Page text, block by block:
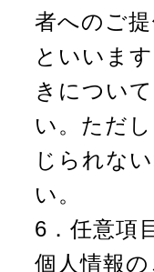
者へのご
といいま
きについ
い。ただ
じられな
い。
6．任意項
個人情報